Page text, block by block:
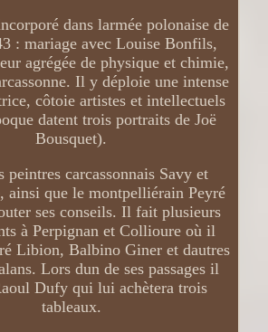
dans larmée polonaise de
: mariage avec Louise Bonfils,
agrégée de physique et chimie,
Il y déploie une intense
côtoie artistes et intellectuels
datent trois portraits de Joë
Bousquet).
peintres carcassonnais Savy et
ainsi que le montpelliérain Peyré
ses conseils. Il fait plusieurs
à Perpignan et Collioure où il
Libion, Balbino Giner et dautres
Lors dun de ses passages il
Dufy qui lui achètera trois
tableaux.